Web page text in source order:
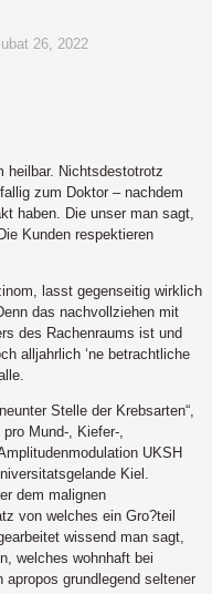
26, 2022
heilbar. Nichtsdestotrotz
zum Doktor – nachdem
haben. Die unser man sagt,
Kunden respektieren
lasst gegenseitig wirklich
das nachvollziehen mit
des Rachenraums ist und
alljahrlich ‘ne betrachtliche
Stelle der Krebsarten“,
Mund-, Kiefer-,
UKSH
Kiel.
dem malignen
von welches ein Gro?teil
wissend man sagt,
welches wohnhaft bei
grundlegend seltener